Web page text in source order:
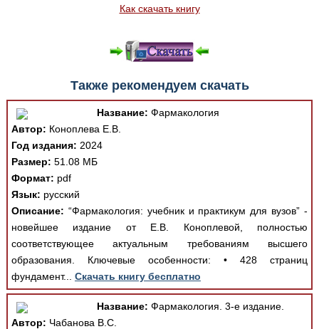
Как скачать книгу
Также рекомендуем скачать
Название: Фармакология
Автор: Коноплева Е.В.
Год издания: 2024
Размер: 51.08 МБ
Формат: pdf
Язык: русский
Описание: “Фармакология: учебник и практикум для вузов” -
новейшее издание от Е.В. Коноплевой, полностью
соответствующее актуальным требованиям высшего
образования. Ключевые особенности: • 428 страниц
фундамент... Скачать книгу бесплатно
Название: Фармакология. 3-е издание.
Автор: Чабанова В.С.